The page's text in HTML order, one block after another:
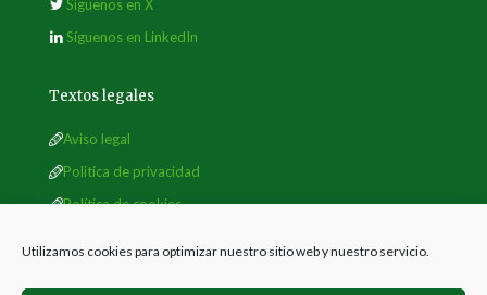
Utilizamos cookies para optimizar nuestro sitio web y nuestro servicio.
Síguenos en X
Síguenos en LinkedIn
Textos legales
Aviso legal
Política de privacidad
Política de cookies